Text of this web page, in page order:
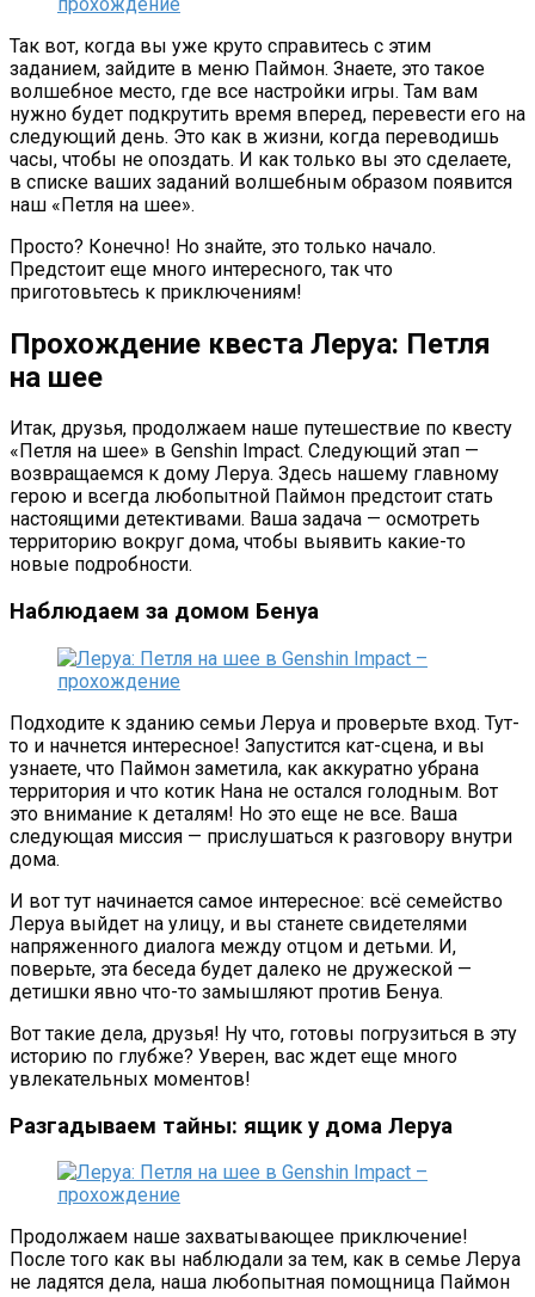
Так вот, когда вы уже круто справитесь с этим
заданием, зайдите в меню Паймон. Знаете, это такое
волшебное место, где все настройки игры. Там вам
нужно будет подкрутить время вперед, перевести его на
следующий день. Это как в жизни, когда переводишь
часы, чтобы не опоздать. И как только вы это сделаете,
в списке ваших заданий волшебным образом появится
наш «Петля на шее».
Просто? Конечно! Но знайте, это только начало.
Предстоит еще много интересного, так что
приготовьтесь к приключениям!
Прохождение квеста Леруа: Петля
на шее
Итак, друзья, продолжаем наше путешествие по квесту
«Петля на шее» в Genshin Impact. Следующий этап —
возвращаемся к дому Леруа. Здесь нашему главному
герою и всегда любопытной Паймон предстоит стать
настоящими детективами. Ваша задача — осмотреть
территорию вокруг дома, чтобы выявить какие-то
новые подробности.
Наблюдаем за домом Бенуа
Подходите к зданию семьи Леруа и проверьте вход. Тут-
то и начнется интересное! Запустится кат-сцена, и вы
узнаете, что Паймон заметила, как аккуратно убрана
территория и что котик Нана не остался голодным. Вот
это внимание к деталям! Но это еще не все. Ваша
следующая миссия — прислушаться к разговору внутри
дома.
И вот тут начинается самое интересное: всё семейство
Леруа выйдет на улицу, и вы станете свидетелями
напряженного диалога между отцом и детьми. И,
поверьте, эта беседа будет далеко не дружеской —
детишки явно что-то замышляют против Бенуа.
Вот такие дела, друзья! Ну что, готовы погрузиться в эту
историю по глубже? Уверен, вас ждет еще много
увлекательных моментов!
Разгадываем тайны: ящик у дома Леруа
Продолжаем наше захватывающее приключение!
После того как вы наблюдали за тем, как в семье Леруа
не ладятся дела, наша любопытная помощница Паймон